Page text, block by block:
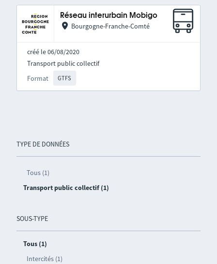
TYPE DE DONNÉES
Tous (1)
Transport public collectif (1)
SOUS-TYPE
Tous (1)
Intercités (1)
Réseau interurbain Mobigo
Bourgogne-Franche-Comté
créé le 06/08/2020
Format GTFS
Transport public collectif